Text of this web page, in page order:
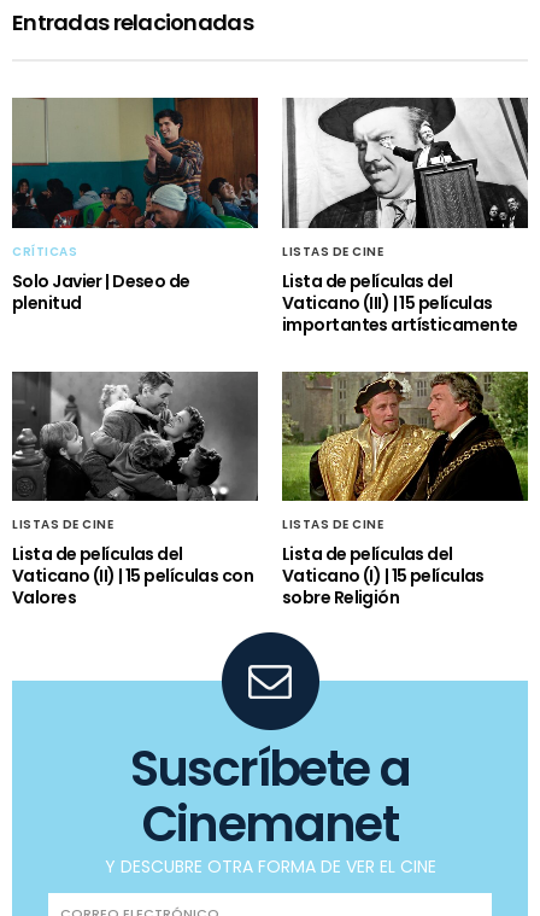
Entradas relacionadas
CRÍTICAS
Solo Javier | Deseo de
plenitud
LISTAS DE CINE
Lista de películas del
Vaticano (III) | 15 películas
importantes artísticamente
LISTAS DE CINE
Lista de películas del
Vaticano (II) | 15 películas con
Valores
LISTAS DE CINE
Lista de películas del
Vaticano (I) | 15 películas
sobre Religión
Suscríbete a
Cinemanet
Y DESCUBRE OTRA FORMA DE VER EL CINE